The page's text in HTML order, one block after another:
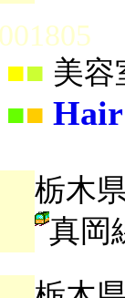
■ 美容
■■
栃木
真岡